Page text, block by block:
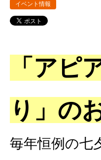
イベント情報
「アピ
り」の
毎年恒例の七